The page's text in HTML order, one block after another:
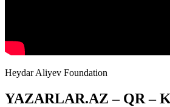
Heydar Aliyev Foundation
YAZARLAR.AZ – QR –